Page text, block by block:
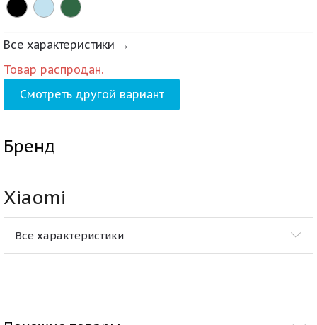
Все характеристики →
Товар распродан.
Смотреть другой вариант
Бренд
Xiaomi
Все характеристики